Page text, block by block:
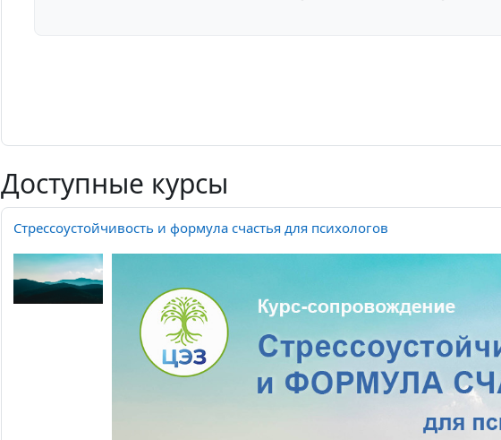
Доступные курсы
Стрессоустойчивость и формула счастья для психологов